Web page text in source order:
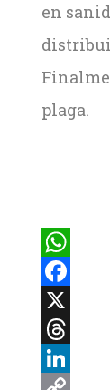
en
plaga.
Facebook
X
Threads